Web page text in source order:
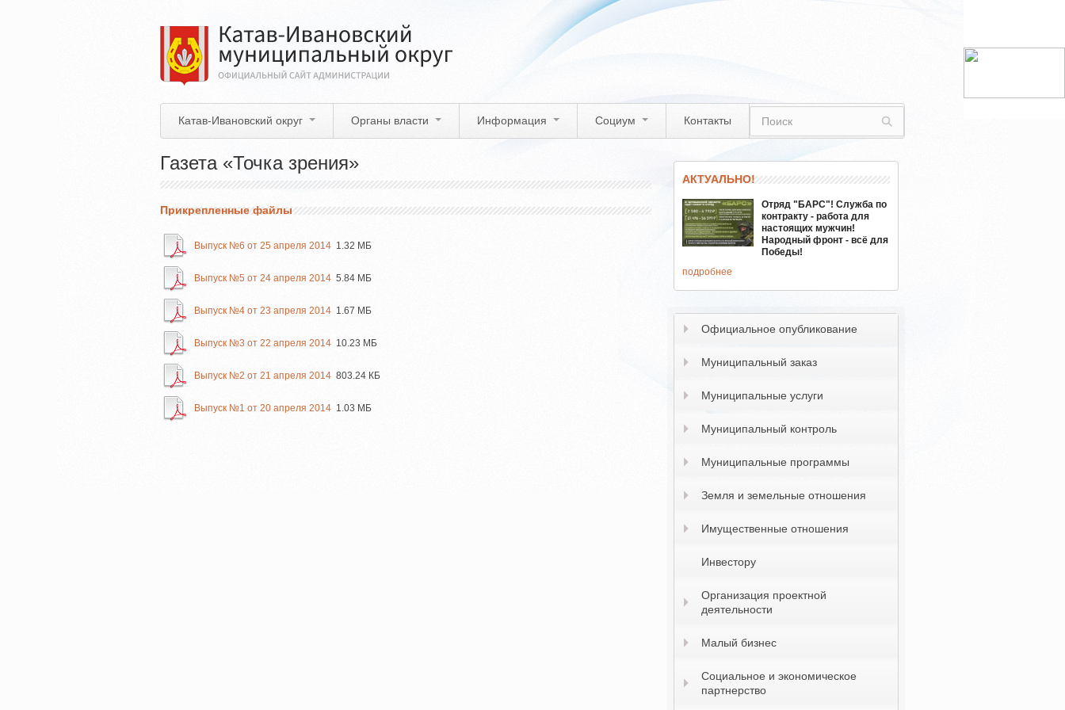
Катав-Ивановский округ Органы власти Информация Социум Контакты
Газета «Точка зрения»
Прикрепленные файлы
Выпуск №6 от 25 апреля 2014 1.32 МБ
Выпуск №5 от 24 апреля 2014 5.84 МБ
Выпуск №4 от 23 апреля 2014 1.67 МБ
Выпуск №3 от 22 апреля 2014 10.23 МБ
Выпуск №2 от 21 апреля 2014 803.24 КБ
Выпуск №1 от 20 апреля 2014 1.03 МБ
АКТУАЛЬНО!
Отряд "БАРС"! Служба по
контракту - работа для
настоящих мужчин!
Народный фронт - всё для
Победы!
подробнее
Официальное опубликование
Муниципальный заказ
Муниципальные услуги
Муниципальный контроль
Муниципальные программы
Земля и земельные отношения
Имущественные отношения
Инвестору
Организация проектной
деятельности
Малый бизнес
Социальное и экономическое
партнерство